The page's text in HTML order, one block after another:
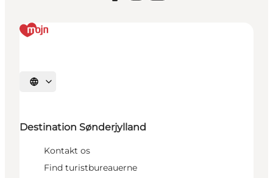
Vælg sprog
Destination Sønderjylland
Kontakt os
Find turistbureauerne